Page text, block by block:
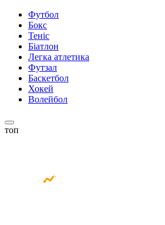
Футбол
Бокс
Теніс
Біатлон
Легка атлетика
Футзал
Баскетбол
Хокей
Волейбол
топ